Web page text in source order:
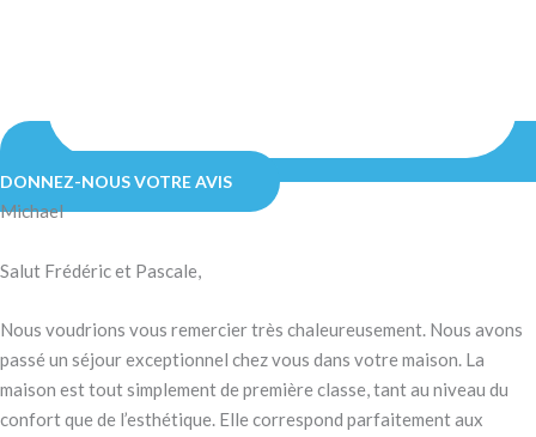
DONNEZ-NOUS VOTRE AVIS
Michael
Salut Frédéric et Pascale,
Nous voudrions vous remercier très chaleureusement. Nous avons
passé un séjour exceptionnel chez vous dans votre maison. La
maison est tout simplement de première classe, tant au niveau du
confort que de l’esthétique. Elle correspond parfaitement aux